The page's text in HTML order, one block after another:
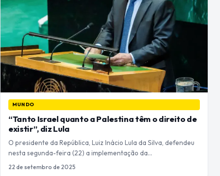
MUNDO
“Tanto Israel quanto a Palestina têm o direito de
existir”, diz Lula
O presidente da República, Luiz Inácio Lula da Silva, defendeu
nesta segunda-feira (22) a implementação da…
22 de setembro de 2025